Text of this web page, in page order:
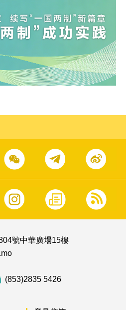
號中華廣場15樓
(853)2835 5426